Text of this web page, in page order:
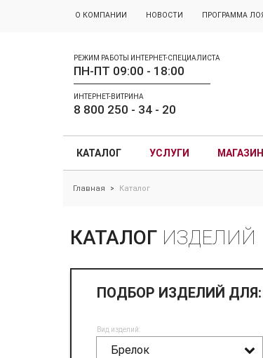
О КОМПАНИИ НОВОСТИ ПРОГРАММА
РЕЖИМ РАБОТЫ ИНТЕРНЕТ-СПЕЦИАЛИСТА
ПН-ПТ 09:00 - 18:00
ИНТЕРНЕТ-ВИТРИНА
8 800 250 - 34 - 20
КАТАЛОГ УСЛУГИ
Главная > Каталог
КАТАЛОГ ИЗДЕЛИЙ
ПОДБОР ИЗДЕЛИЙ ДЛЯ:
Вид изделий:
Брелок